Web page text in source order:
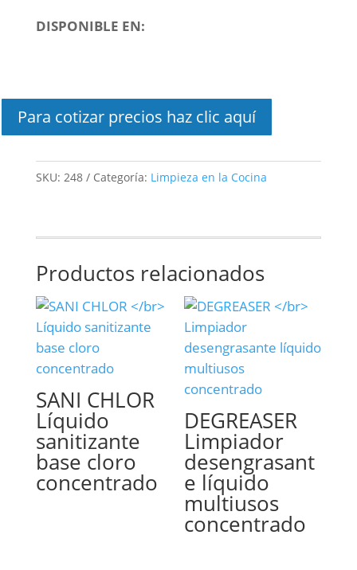
DISPONIBLE EN:
Para cotizar precios haz clic aquí
SKU: 248 Categoría: Limpieza en la Cocina
Productos relacionados
SANI CHLOR
Líquido
sanitizante
base cloro
concentrado
DEGREASER
Limpiador
desengrasant
e líquido
multiusos
concentrado